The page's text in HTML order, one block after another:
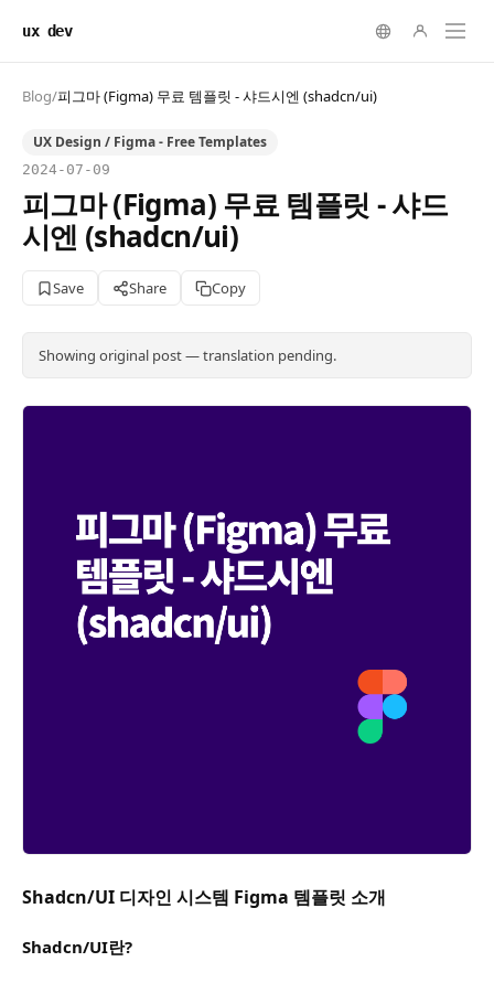
ux dev
Blog/피그마 (Figma) 무료 템플릿 - 샤드시엔 (shadcn/ui)
UX Design / Figma - Free Templates
2024-07-09
피그마 (Figma) 무료 템플릿 - 샤드
시엔 (shadcn/ui)
Save Share Copy
Showing original post — translation pending.
Shadcn/UI 디자인 시스템 Figma 템플릿 소개
Shadcn/UI란?